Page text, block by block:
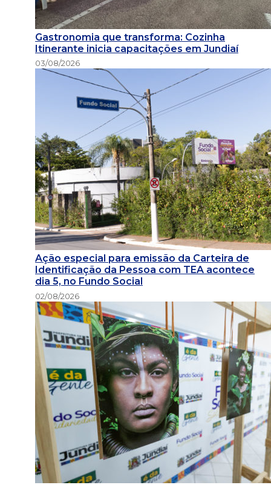
Gastronomia que transforma: Cozinha
Itinerante inicia capacitações em Jundiaí
03/08/2026
Ação especial para emissão da Carteira de
Identificação da Pessoa com TEA acontece
dia 5, no Fundo Social
02/08/2026